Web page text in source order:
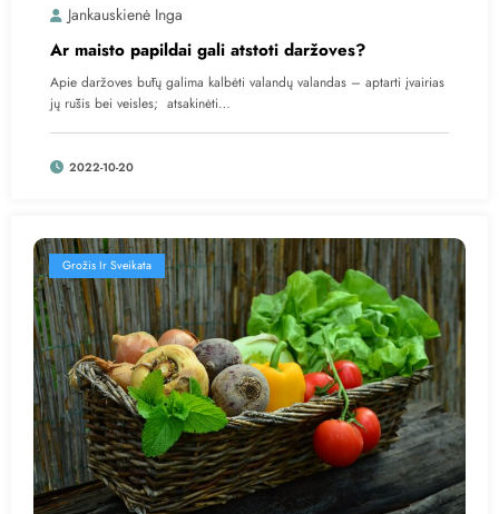
Jankauskienė Inga
Ar maisto papildai gali atstoti daržoves?
Apie daržoves būtų galima kalbėti valandų valandas – aptarti įvairias
jų rūšis bei veisles; atsakinėti…
2022-10-20
Grožis Ir Sveikata